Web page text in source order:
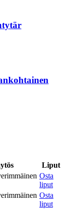
Liput
Osta
liput
Osta
liput